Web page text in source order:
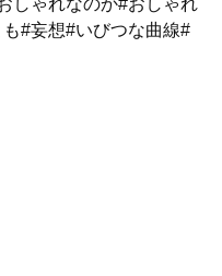
しゃれなのか#おしゃれ
#妄想#いびつな曲線#